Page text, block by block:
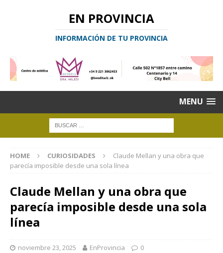
EN PROVINCIA
INFORMACIÓN DE TU PROVINCIA
MENU
HOME CURIOSIDADES
Claude Mellan y una obra que
parecía imposible desde una sola línea
Claude Mellan y una obra que
parecía imposible desde una sola
línea
noviembre 23, 2025 EnProvincia 0